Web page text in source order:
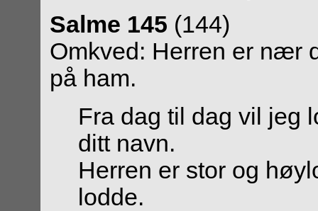
Salme 145 (144)
Omkved: Herren er nær
på ham.
Fra dag til dag vil jeg
ditt navn.
Herren er stor og
lodde.